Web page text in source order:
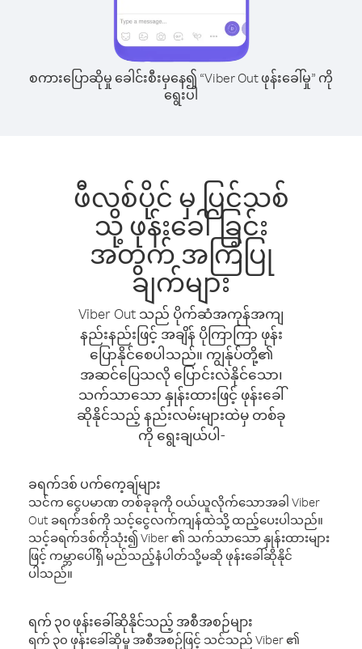
စကားပြောဆိုမှု ခေါင်းစီးမှနေ၍ “Viber Out ဖုန်းခေါ်မှု” ကို
ရွေးပါ
ဖီလစ်ပိုင် မှ ပြင်သစ်
သို့ ဖုန်းခေါ်ခြင်း
အတွက် အကြံပြု
ချက်များ
Viber Out သည် ပိုက်ဆံအကုန်အကျ
နည်းနည်းဖြင့် အချိန် ပိုကြာကြာ ဖုန်း
ပြောနိုင်စေပါသည်။ ကျွန်ုပ်တို့၏
အဆင်ပြေသလို ပြောင်းလဲနိုင်သော၊
သက်သာသော နှုန်းထားဖြင့် ဖုန်းခေါ်
ဆိုနိုင်သည့် နည်းလမ်းများထဲမှ တစ်ခု
ကို ရွေးချယ်ပါ-
ခရက်ဒစ် ပက်ကေ့ချ်များ
သင်က ငွေပမာဏ တစ်ခုခုကို ဝယ်ယူလိုက်သောအခါ Viber
Out ခရက်ဒစ်ကို သင့်ငွေလက်ကျန်ထဲသို့ ထည့်ပေးပါသည်။
သင့်ခရက်ဒစ်ကိုသုံး၍ Viber ၏ သက်သာသော နှုန်းထားများ
ဖြင့် ကမ္ဘာပေါ်ရှိ မည်သည့်နံပါတ်သို့မဆို ဖုန်းခေါ်ဆိုနိုင်
ပါသည်။
ရက် ၃၀ ဖုန်းခေါ်ဆိုနိုင်သည့် အစီအစဉ်များ
ရက် ၃၀ ဖုန်းခေါ်ဆိုမှု အစီအစဉ်ဖြင့် သင်သည် Viber ၏